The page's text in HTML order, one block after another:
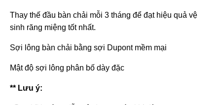
Thay thế đầu bàn chải mỗi 3 tháng để đạt hiệu quả vệ
sinh răng miệng tốt nhất.
Sợi lông bàn chải bằng sợi Dupont mềm mại
Mật độ sợi lông phân bố dày đặc
** Lưu ý: